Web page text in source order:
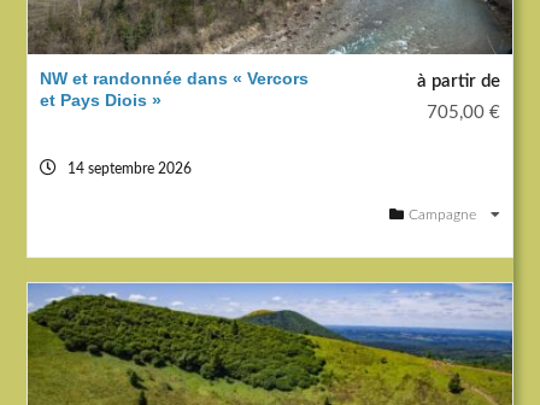
NW et randonnée dans « Vercors
et Pays Diois »
à partir de
705,00 €
14 septembre 2026
Campagne